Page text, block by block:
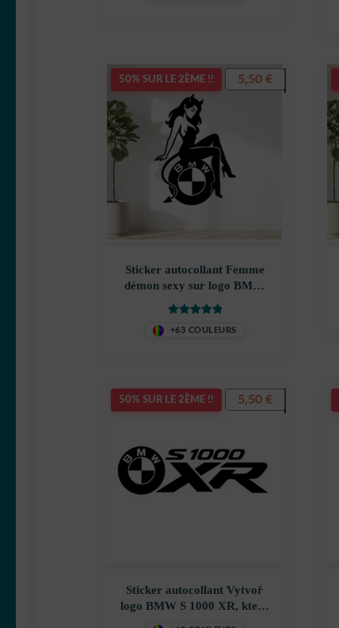
50% SUR LE 2ÈME !!
Sticker autocollant Femme
démon sexy sur logo BMW
décoration decostickerstore –
MMWBRJ
+63 COULEURS
5,50€
50% SUR LE 2ÈME !!
Sticker autocollant Vytvoř
logo BMW S 1000 XR, které
se dá použít na výrobu
5,50€